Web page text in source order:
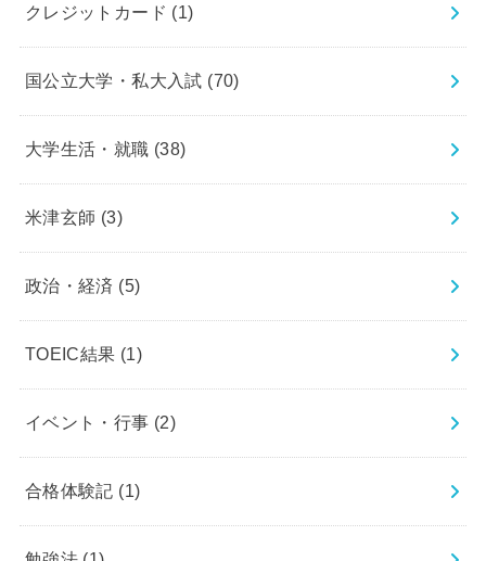
クレジットカード (1)
国公立大学・私大入試 (70)
大学生活・就職 (38)
米津玄師 (3)
政治・経済 (5)
TOEIC結果 (1)
イベント・行事 (2)
合格体験記 (1)